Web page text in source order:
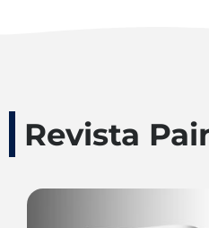
Revista